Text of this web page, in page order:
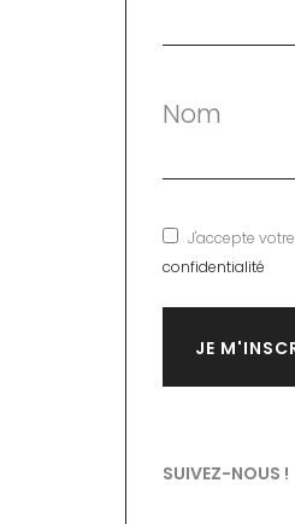
Nom
J'accepte votre
confidentialité
SUIVEZ-NOUS !